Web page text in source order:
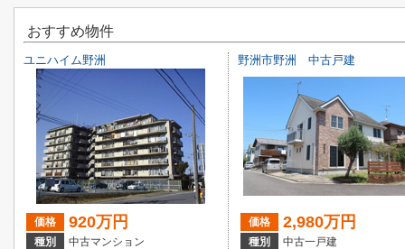
おすすめ物件
ユニハイム野洲
価格 920万円
種別
中古マンション
野洲市野洲 中古戸建
価格 2,980万円
種別
中古一戸建